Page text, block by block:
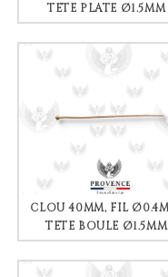
TÊTE PLATE Ø1.5MM
CLOU 40MM, FIL
TÊTE BOULE Ø1.5MM